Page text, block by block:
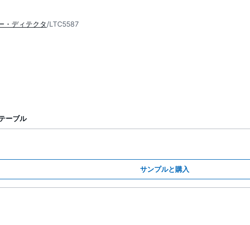
・ディテクタ LTC5587
ーブル
サンプルと購入